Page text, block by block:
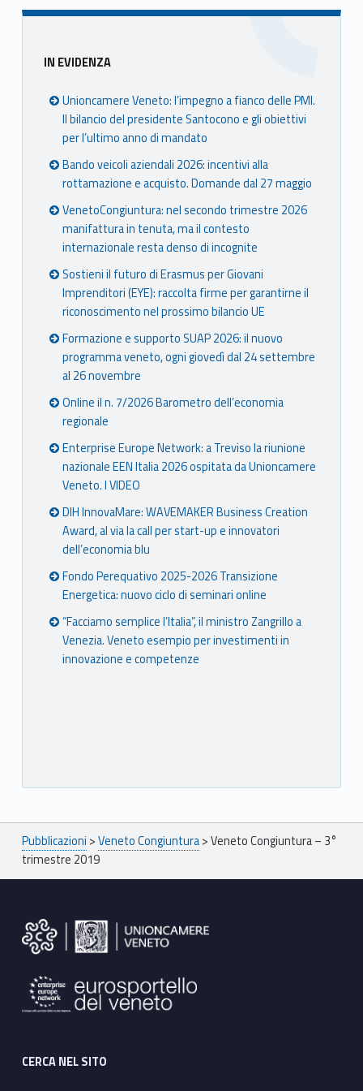
book
mer
Ven
eto
ter
Ven
eto
ube
Ven
eto
edin
Ven
eto
Sidebar
IN EVIDENZA
Unioncamere Veneto: l’impegno a fianco delle PMI.
Il bilancio del presidente Santocono e gli obiettivi
per l’ultimo anno di mandato
Bando veicoli aziendali 2026: incentivi alla
rottamazione e acquisto. Domande dal 27 maggio
VenetoCongiuntura: nel secondo trimestre 2026
manifattura in tenuta, ma il contesto
internazionale resta denso di incognite
Sostieni il futuro di Erasmus per Giovani
Imprenditori (EYE): raccolta firme per garantirne il
riconoscimento nel prossimo bilancio UE
Formazione e supporto SUAP 2026: il nuovo
programma veneto, ogni giovedì dal 24 settembre
al 26 novembre
Online il n. 7/2026 Barometro dell’economia
regionale
Enterprise Europe Network: a Treviso la riunione
nazionale EEN Italia 2026 ospitata da Unioncamere
Veneto. I VIDEO
DIH InnovaMare: WAVEMAKER Business Creation
Award, al via la call per start-up e innovatori
dell’economia blu
Fondo Perequativo 2025-2026 Transizione
Energetica: nuovo ciclo di seminari online
“Facciamo semplice l’Italia”, il ministro Zangrillo a
Venezia. Veneto esempio per investimenti in
innovazione e competenze
Breadcrumbs navigation
Pubblicazioni >Veneto Congiuntura>Veneto Congiuntura – 3°
trimestre 2019
CERCA NEL SITO